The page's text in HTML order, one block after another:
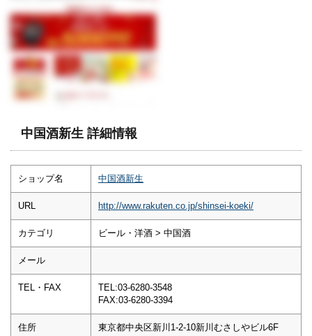
中国酒新生 詳細情報
ショップ名 中国酒新生
URL http://www.rakuten.co.jp/shinsei-koeki/
カテゴリ ビール・洋酒 > 中国酒
メール
TEL・FAX
TEL:03-6280-3548
FAX:03-6280-3394
住所 東京都中央区新川1-2-10新川むさしやビル6F